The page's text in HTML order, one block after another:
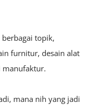
topik,
furnitur, desain alat
manufaktur.
mana nih yang jadi